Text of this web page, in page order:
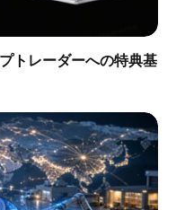
トレーダーへの特典基